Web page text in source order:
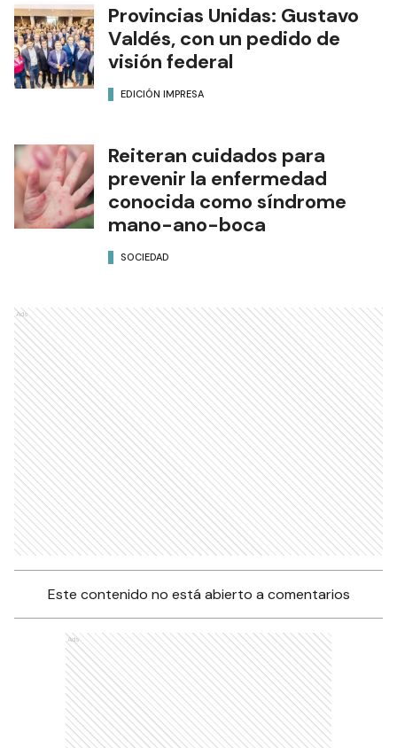
Provincias Unidas: Gustavo
Valdés, con un pedido de
visión federal
EDICIÓN IMPRESA
Reiteran cuidados para
prevenir la enfermedad
conocida como síndrome
mano-ano-boca
SOCIEDAD
Ads
Este contenido no está abierto a comentarios
Ads